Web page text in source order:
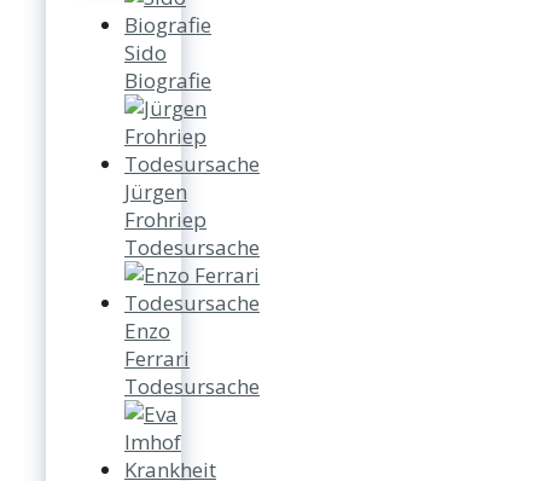
Sido
Biografie
Jürgen
Frohriep
Todesursache
Enzo
Ferrari
Todesursache